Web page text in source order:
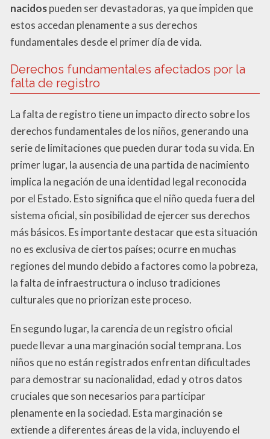
nacidospueden ser devastadoras, ya que impiden que
estos accedan plenamente a sus derechos
fundamentales desde el primer día de vida.
Derechos fundamentales afectados por la
falta de registro
La falta de registro tiene un impacto directo sobre los
derechos fundamentales de los niños, generando una
serie de limitaciones que pueden durar toda su vida. En
primer lugar, la ausencia de una partida de nacimiento
implica la negación de una identidad legal reconocida
por el Estado. Esto significa que el niño queda fuera del
sistema oficial, sin posibilidad de ejercer sus derechos
más básicos. Es importante destacar que esta situación
no es exclusiva de ciertos países; ocurre en muchas
regiones del mundo debido a factores como la pobreza,
la falta de infraestructura o incluso tradiciones
culturales que no priorizan este proceso.
En segundo lugar, la carencia de un registro oficial
puede llevar a una marginación social temprana. Los
niños que no están registrados enfrentan dificultades
para demostrar su nacionalidad, edad y otros datos
cruciales que son necesarios para participar
plenamente en la sociedad. Esta marginación se
extiende a diferentes áreas de la vida, incluyendo el